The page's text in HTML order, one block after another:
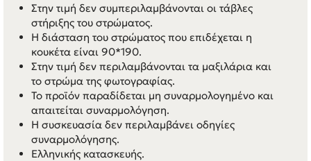
Στην τιμή δεν συμπεριλαμβάνονται οι τάβλες
στήριξης του στρώματος.
Η διάσταση του στρώματος που επιδέχεται η
κουκέτα είναι 90*190.
Στην τιμή δεν περιλαμβάνονται τα μαξιλάρια και
το στρώμα της φωτογραφίας.
Το προϊόν παραδίδεται μη συναρμολογημένο και
απαιτείται συναρμολόγηση.
Η συσκευασία δεν περιλαμβάνει οδηγίες
συναρμολόγησης.
Ελληνικής κατασκευής.